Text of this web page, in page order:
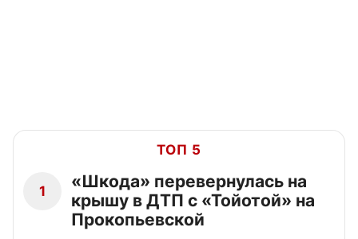
ТОП 5
1
«Шкода» перевернулась на
крышу в ДТП с «Тойотой» на
Прокопьевской